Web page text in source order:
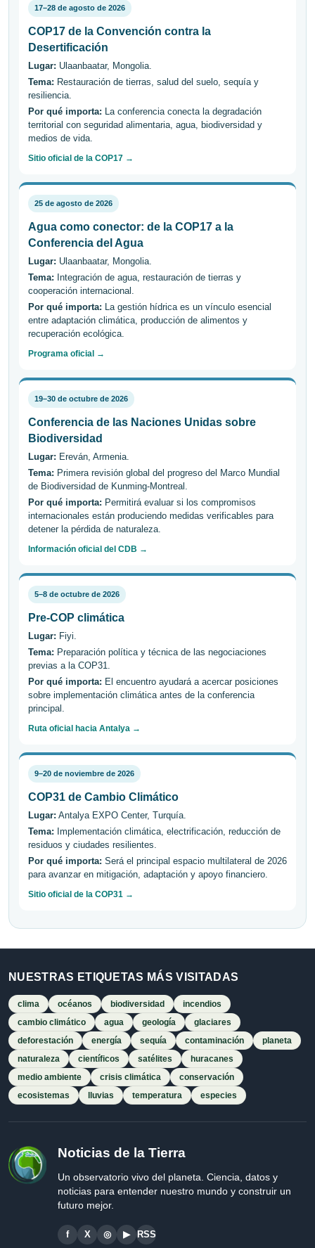
17–28 de agosto de 2026
COP17 de la Convención contra la
Desertificación
Lugar: Ulaanbaatar, Mongolia.
Tema: Restauración de tierras, salud del suelo, sequía y
resiliencia.
Por qué importa: La conferencia conecta la degradación
territorial con seguridad alimentaria, agua, biodiversidad y
medios de vida.
Sitio oficial de la COP17 →
25 de agosto de 2026
Agua como conector: de la COP17 a la
Conferencia del Agua
Lugar: Ulaanbaatar, Mongolia.
Tema: Integración de agua, restauración de tierras y
cooperación internacional.
Por qué importa: La gestión hídrica es un vínculo esencial
entre adaptación climática, producción de alimentos y
recuperación ecológica.
Programa oficial →
19–30 de octubre de 2026
Conferencia de las Naciones Unidas sobre
Biodiversidad
Lugar: Ereván, Armenia.
Tema: Primera revisión global del progreso del Marco Mundial
de Biodiversidad de Kunming-Montreal.
Por qué importa: Permitirá evaluar si los compromisos
internacionales están produciendo medidas verificables para
detener la pérdida de naturaleza.
Información oficial del CDB →
5–8 de octubre de 2026
Pre-COP climática
Lugar: Fiyi.
Tema: Preparación política y técnica de las negociaciones
previas a la COP31.
Por qué importa: El encuentro ayudará a acercar posiciones
sobre implementación climática antes de la conferencia
principal.
Ruta oficial hacia Antalya →
9–20 de noviembre de 2026
COP31 de Cambio Climático
Lugar: Antalya EXPO Center, Turquía.
Tema: Implementación climática, electrificación, reducción de
residuos y ciudades resilientes.
Por qué importa: Será el principal espacio multilateral de 2026
para avanzar en mitigación, adaptación y apoyo financiero.
Sitio oficial de la COP31 →
NUESTRAS ETIQUETAS MÁS VISITADAS
clima océanos biodiversidad
incendios
cambio climático
agua geología
glaciares
deforestación
energía sequía contaminación
planeta
naturaleza
científicos satélites
huracanes
medio ambiente
crisis climática
conservación
ecosistemas
lluvias temperatura especies
Noticias de la Tierra
Un observatorio vivo del planeta. Ciencia, datos y
noticias para entender nuestro mundo y construir un
futuro mejor.
f X ◎ ▶ RSS